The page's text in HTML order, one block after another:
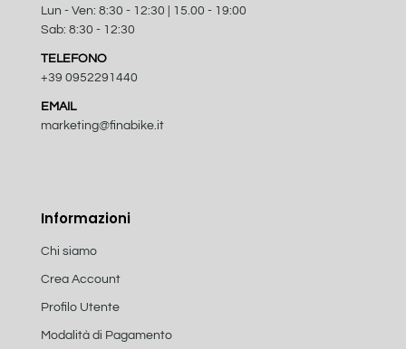
Lun - Ven: 8:30 - 12:30 | 15.00 - 19:00
Sab: 8:30 - 12:30
TELEFONO
+39 0952291440
EMAIL
marketing@finabike.it
Informazioni
Chi siamo
Crea Account
Profilo Utente
Modalità di Pagamento